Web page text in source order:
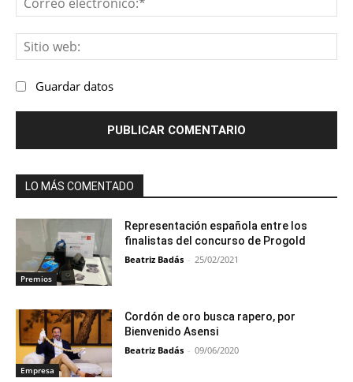
Guardar datos
LO MÁS COMENTADO
Premios
Representación española entre los
finalistas del concurso de Progold
Beatriz Badás - 25/02/2021
Empresa
Cordón de oro busca rapero, por
Bienvenido Asensi
Beatriz Badás - 09/06/2020